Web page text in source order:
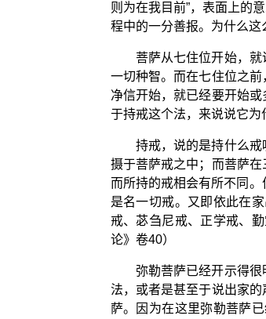
则为在我目前”，表面上的
程中的一分善报。为什么这
菩萨从七住位开始，
一切种智。而在七住位之
净信开始，就已经要开始
于持戒这个法，来说说它为
持戒，说的是持什么
摄于菩萨戒之中；而菩萨
而所持的戒相会有所不同
是名一切戒。又即依此在
戒、苾刍尼戒、正学戒、
论》卷40）
弥勒菩萨已经开示得
法，或者是甚至于说出家
萨。因为在这里弥勒菩萨